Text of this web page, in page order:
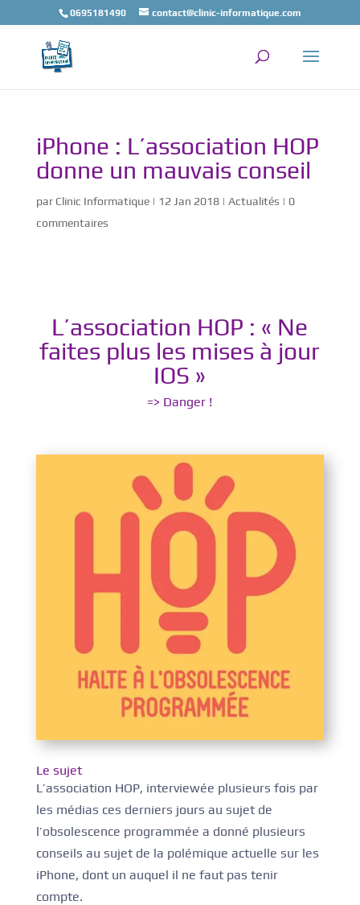
0695181490 contact@clinic-informatique.com
iPhone : L’association HOP
donne un mauvais conseil
par Clinic Informatique| 12 Jan 2018| Actualités | 0
commentaires
L’association HOP : « Ne
faites plus les mises à jour
IOS »
=> Danger !
Le sujet
L’association HOP, interviewée plusieurs fois par
les médias ces derniers jours au sujet de
l’obsolescence programmée a donné plusieurs
conseils au sujet de la polémique actuelle sur les
iPhone, dont un auquel il ne faut pas tenir
compte.